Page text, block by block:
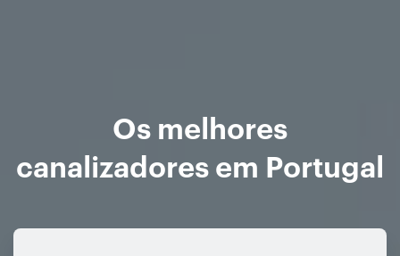
Os melhores
canalizadores em Portugal